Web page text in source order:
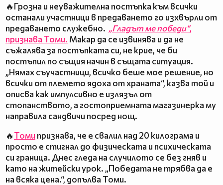
🔥Грозна и неуважителна постъпка към всички
останали участници в предаването го изхвърли от
предаването служебно. „Гладът ме победи“,
признава Томи. Макар да се извинява и да не
съжалява за постъпката си, не крие, че би
постъпил по същия начин в същата ситуация.
„Нямах съучастници, всичко беше мое решение, но
всички от племето ядоха от храната“, казва той и
описва как импулсивно е излязъл от
стопанството, а гостоприемната магазинерка му
направила сандвичи посред нощ.
🔥Томи признава, че е свалил над 20 килограма и
просто е стигнал до физическата и психическата
си граница. Днес гледа на случилото се без гняв и
като на житейски урок. „Победата не трябва да е
на всяка цена.“, допълва Томи.